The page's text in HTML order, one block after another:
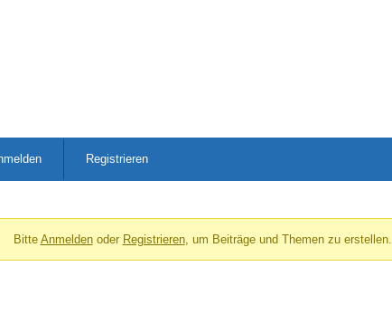
Registrieren
Bitte Anmeldenoder Registrieren, um Beiträge und Themen zu erstellen.